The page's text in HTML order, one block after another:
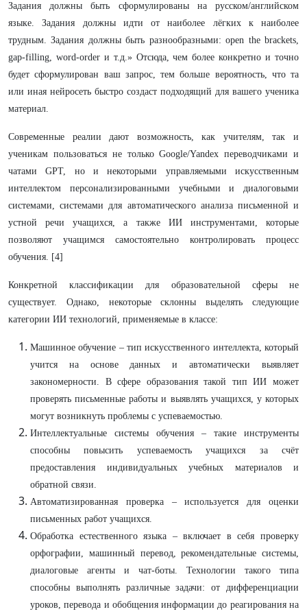
Задания должны быть сформулированы на русском/английском
языке. Задания должны идти от наиболее лёгких к наиболее
трудным. Задания должны быть разнообразными: open the brackets,
gap-filling, word-order и т.д.» Отсюда, чем более конкретно и точно
будет сформулирован ваш запрос, тем больше вероятность, что та
или иная нейросеть быстро создаст подходящий для вашего ученика
материал.
Современные реалии дают возможность, как учителям, так и
ученикам пользоваться не только Google/Yandex переводчиками и
чатами GPT, но и некоторыми управляемыми искусственным
интеллектом персонализированными учебными и диалоговыми
системами, системами для автоматического анализа письменной и
устной речи учащихся, а также ИИ инструментами, которые
позволяют учащимся самостоятельно контролировать процесс
обучения. [4]
Конкретной классификации для образовательной сферы не
существует. Однако, некоторые склонны выделять следующие
категории ИИ технологий, применяемые в классе:
Машинное обучение – тип искусственного интеллекта, который
учится на основе данных и автоматически выявляет
закономерности. В сфере образования такой тип ИИ может
проверять письменные работы и выявлять учащихся, у которых
могут возникнуть проблемы с успеваемостью.
Интеллектуальные системы обучения – такие инструменты
способны повысить успеваемость учащихся за счёт
предоставления индивидуальных учебных материалов и
обратной связи.
Автоматизированная проверка – используется для оценки
письменных работ учащихся.
Обработка естественного языка – включает в себя проверку
орфографии, машинный перевод, рекомендательные системы,
диалоговые агенты и чат-боты. Технологии такого типа
способны выполнять различные задачи: от дифференциации
уроков, перевода и обобщения информации до реагирования на